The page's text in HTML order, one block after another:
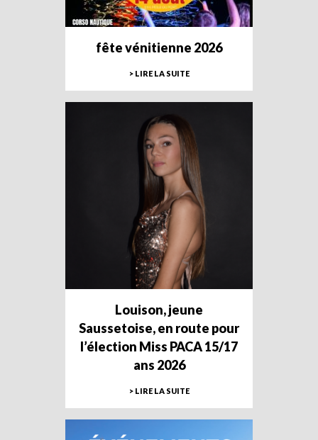
fête vénitienne 2026
> LIRE LA SUITE
Louison, jeune
Saussetoise, en route pour
l’élection Miss PACA 15/17
ans 2026
> LIRE LA SUITE